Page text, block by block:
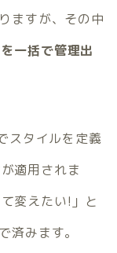
ますが、その中
一括で管理出
スタイルを定義
適用されま
変えたい!」と
済みます。